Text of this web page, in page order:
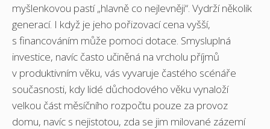
myšlenkovou pastí „hlavně co nejlevněji“. Vydrží několik
generací. I když je jeho pořizovací cena vyšší,
s financováním může pomoci dotace. Smysluplná
investice, navíc často učiněná na vrcholu příjmů
v produktivním věku, vás vyvaruje častého scénáře
současnosti, kdy lidé důchodového věku vynaloží
velkou část měsíčního rozpočtu pouze za provoz
domu, navíc s nejistotou, zda se jim milované zázemí